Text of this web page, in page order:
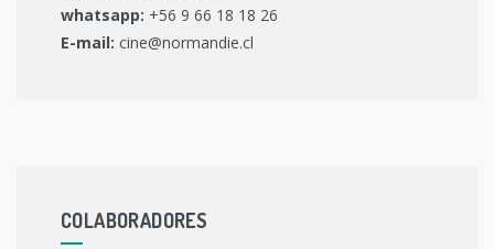
whatsapp: +56 9 66 18 18 26
E-mail: cine@normandie.cl
COLABORADORES